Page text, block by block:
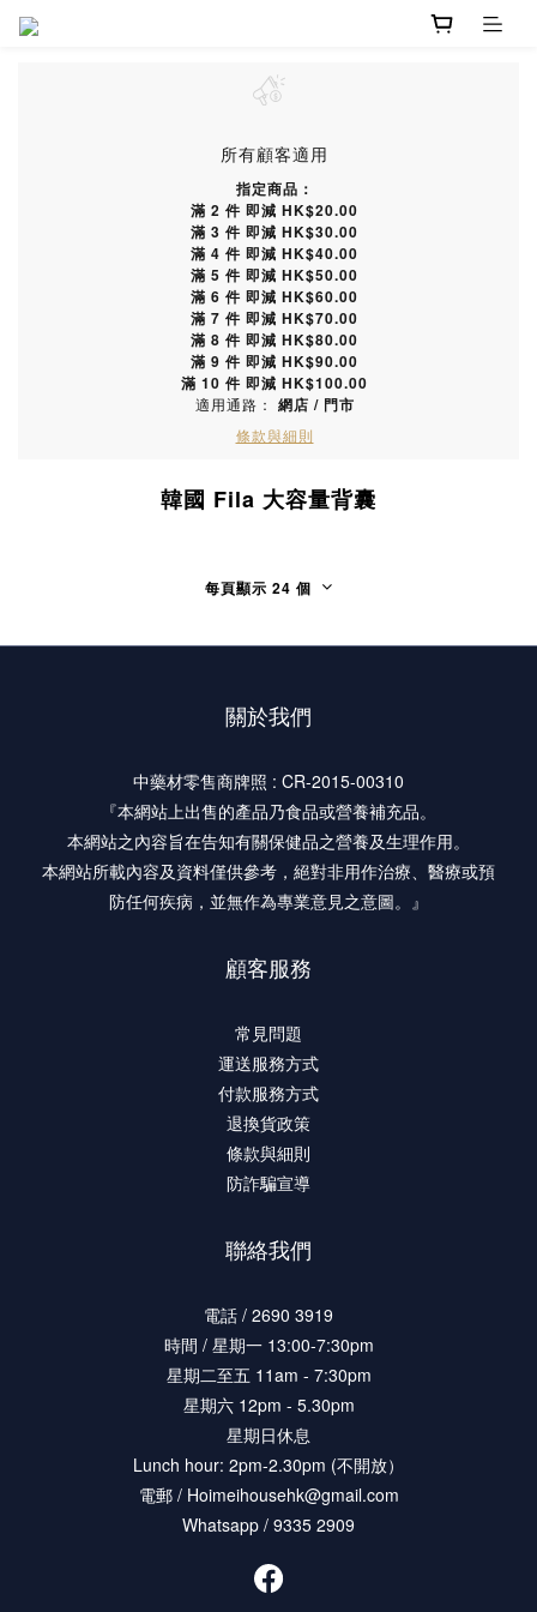
所有顧客適用
指定商品：
滿 2 件 即減 HK$20.00
滿 3 件 即減 HK$30.00
滿 4 件 即減 HK$40.00
滿 5 件 即減 HK$50.00
滿 6 件 即減 HK$60.00
滿 7 件 即減 HK$70.00
滿 8 件 即減 HK$80.00
滿 9 件 即減 HK$90.00
滿 10 件 即減 HK$100.00
適用通路： 網店 / 門市
條款與細則
韓國 Fila 大容量背囊
每頁顯示 24 個
關於我們
中藥材零售商牌照 : CR-2015-00310
『本網站上出售的產品乃食品或營養補充品。
本網站之內容旨在告知有關保健品之營養及生理作用。
本網站所載內容及資料僅供參考，絕對非用作治療、醫療或預
防任何疾病，並無作為專業意見之意圖。』
顧客服務
常見問題
運送服務方式
付款服務方式
退換貨政策
條款與細則
防詐騙宣導
聯絡我們
電話 / 2690 3919
時間 / 星期一 13:00-7:30pm
星期二至五 11am - 7:30pm
星期六 12pm - 5.30pm
星期日休息
Lunch hour: 2pm-2.30pm (不開放）
電郵 / Hoimeihousehk@gmail.com
Whatsapp / 9335 2909